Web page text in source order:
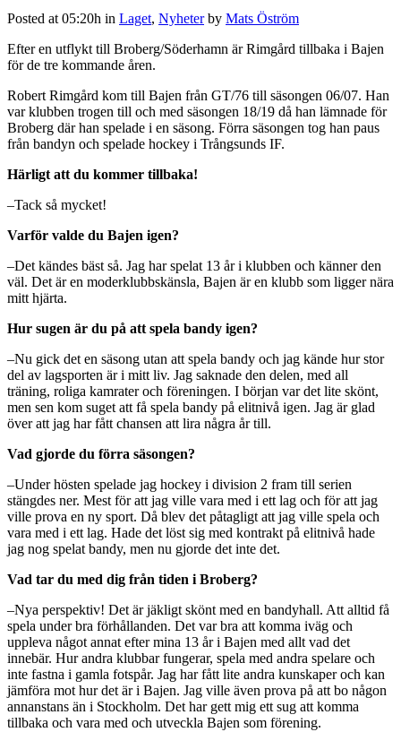
Posted at 05:20h in Laget, Nyheter by Mats Öström
Efter en utflykt till Broberg/Söderhamn är Rimgård tillbaka i Bajen
för de tre kommande åren.
Robert Rimgård kom till Bajen från GT/76 till säsongen 06/07. Han
var klubben trogen till och med säsongen 18/19 då han lämnade för
Broberg där han spelade i en säsong. Förra säsongen tog han paus
från bandyn och spelade hockey i Trångsunds IF.
Härligt att du kommer tillbaka!
–Tack så mycket!
Varför valde du Bajen igen?
–Det kändes bäst så. Jag har spelat 13 år i klubben och känner den
väl. Det är en moderklubbskänsla, Bajen är en klubb som ligger nära
mitt hjärta.
Hur sugen är du på att spela bandy igen?
–Nu gick det en säsong utan att spela bandy och jag kände hur stor
del av lagsporten är i mitt liv. Jag saknade den delen, med all
träning, roliga kamrater och föreningen. I början var det lite skönt,
men sen kom suget att få spela bandy på elitnivå igen. Jag är glad
över att jag har fått chansen att lira några år till.
Vad gjorde du förra säsongen?
–Under hösten spelade jag hockey i division 2 fram till serien
stängdes ner. Mest för att jag ville vara med i ett lag och för att jag
ville prova en ny sport. Då blev det påtagligt att jag ville spela och
vara med i ett lag. Hade det löst sig med kontrakt på elitnivå hade
jag nog spelat bandy, men nu gjorde det inte det.
Vad tar du med dig från tiden i Broberg?
–Nya perspektiv! Det är jäkligt skönt med en bandyhall. Att alltid få
spela under bra förhållanden. Det var bra att komma iväg och
uppleva något annat efter mina 13 år i Bajen med allt vad det
innebär. Hur andra klubbar fungerar, spela med andra spelare och
inte fastna i gamla fotspår. Jag har fått lite andra kunskaper och kan
jämföra mot hur det är i Bajen. Jag ville även prova på att bo någon
annanstans än i Stockholm. Det har gett mig ett sug att komma
tillbaka och vara med och utveckla Bajen som förening.